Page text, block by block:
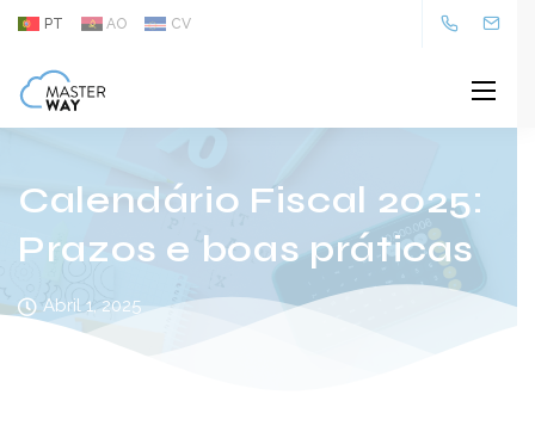
PT AO CV
Calendário Fiscal 2025:
Prazos e boas práticas
Abril 1, 2025